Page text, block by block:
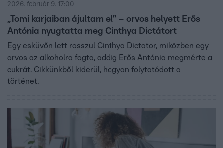
2026. február 9. 17:00
„Tomi karjaiban ájultam el” – orvos helyett Erős
Antónia nyugtatta meg Cinthya Dictátort
Egy esküvőn lett rosszul Cinthya Dictator, miközben egy
orvos az alkoholra fogta, addig Erős Antónia megmérte a
cukrát. Cikkünkből kiderül, hogyan folytatódott a
történet.